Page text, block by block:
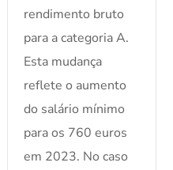
rendimento bruto
para a categoria A.
Esta mudança
reflete o aumento
do salário mínimo
para os 760 euros
em 2023. No caso